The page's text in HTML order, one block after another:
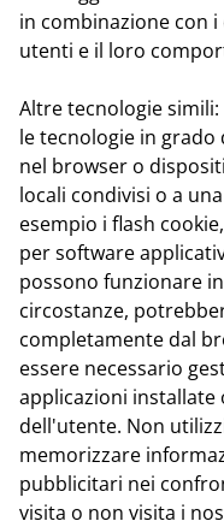
in combinazione con
utenti e il loro
Altre tecnologie simili:
le tecnologie in
nel browser o
locali condivisi o a
esempio i flash
per software
possono funzionare
circostanze,
completamente dal
essere necessario
applicazioni
dell'utente. Non
memorizzare
pubblicitari nei
visita o non visita i